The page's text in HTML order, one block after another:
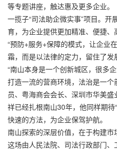
等专题讲座，触达惠及更多企业。
一揽子“司法助企微实事”项目。开
育，为企业提供更加精准、便捷、
“预防+服务+保障的模式，让企业
霜，而是以法律的定力，留住了发
“南山本身是一个创新城区，很多
打造一流的营商环境，法治是一
员、粤海商会会长、深圳市华美
祥已经扎根南山30年，他同样期
快速的方法，为企业保驾护航。
南山探索的深层价值，在于构建市
这场由人民法院、司法行政部门